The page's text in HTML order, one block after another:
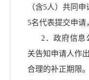
（含5人）共同
5名代表提交申请
2．政府信息
关告知申请人作
合理的补正期限